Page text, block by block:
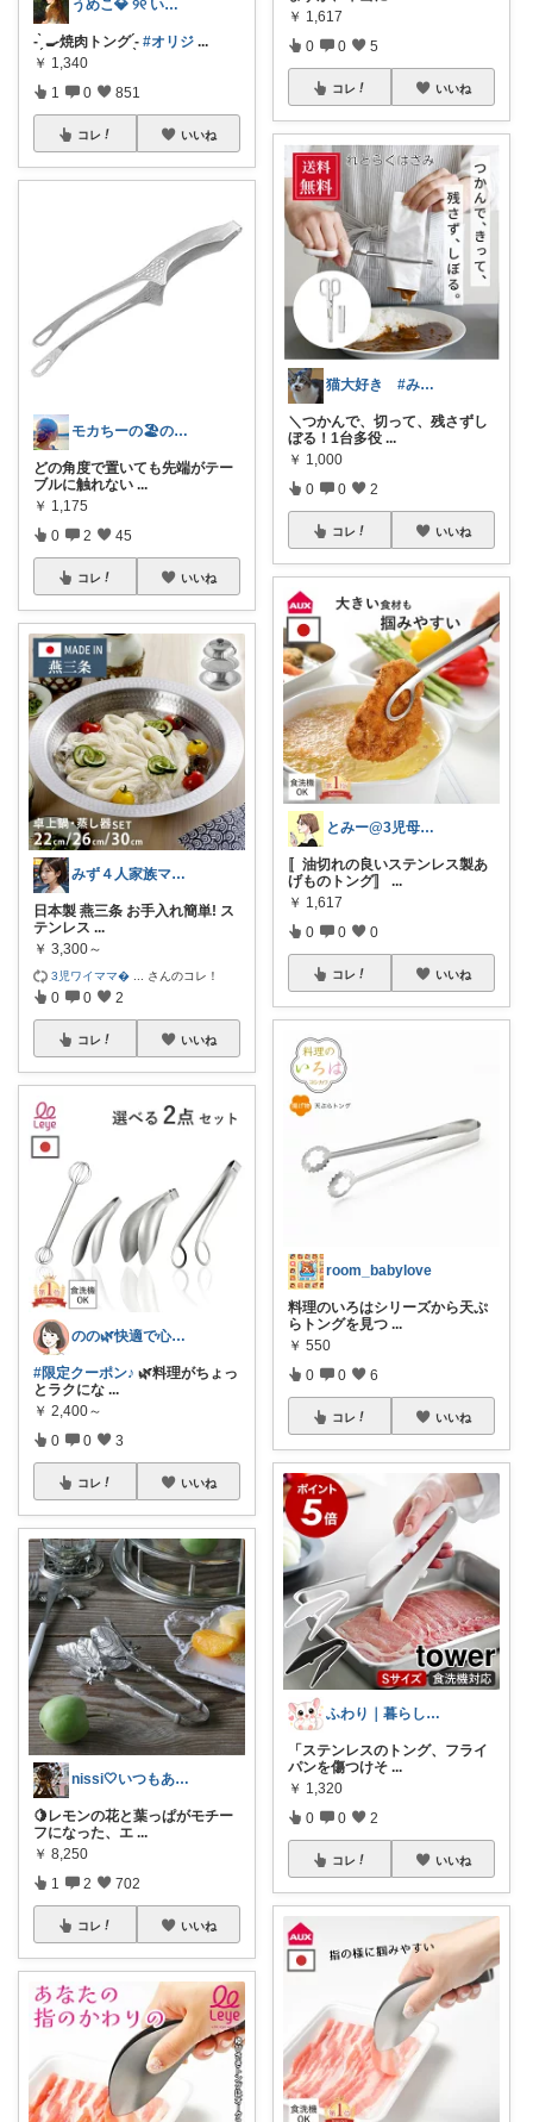
うめこ💎 ୨୧ いつも感謝 ୨୧
- ̗̀ 🍳焼肉トング ̖́- #オリジ ...
￥ 1,340
1 0 851
コレ いいね
モカちーの🏖️のんびりライフ🐈✨
どの角度で置いても先端がテー
ブルに触れない ...
￥ 1,175
0 2 45
コレ いいね
みず４人家族ママ★３０代子育て奮闘中🙆
日本製 燕三条 お手入れ簡単! ス
テンレス ...
￥ 3,300～
3児ワイママ さんのコレ！
0 0 2
コレ いいね
のの🌿快適で心地よい暮らし♡
#限定クーポン♪ 🌿料理がちょっ
とラクにな ...
￥ 2,400～
0 0 3
コレ いいね
nissi🤍いつもありがとう🍀
🍋レモンの花と葉っぱがモチー
フになった、エ ...
￥ 8,250
1 2 702
コレ いいね
￥ 1,617
0 0 5
コレ いいね
猫大好き #みなさんのお気持ちに感謝
＼つかんで、切って、残さずし
ぼる！1台多役 ...
￥ 1,000
0 0 2
コレ いいね
とみー@3児母の部屋⭐️
〚油切れの良いステンレス製あ
げものトング〛
...
￥ 1,617
0 0 0
コレ いいね
room_babylove
料理のいろはシリーズから天ぷ
らトングを見つ ...
￥ 550
0 0 6
コレ いいね
ふわり｜暮らしの負担をかるくする日用品
「ステンレスのトング、フライ
パンを傷つけそ ...
￥ 1,320
0 0 2
コレ いいね